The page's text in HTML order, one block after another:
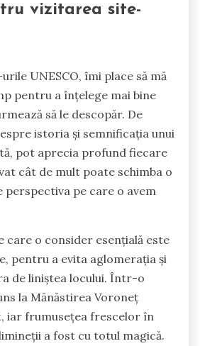
vizitarea site-
UNESCO, îmi place să mă
pentru a înțelege mai bine
să le descopăr. De
istoria și semnificația unui
pot aprecia profund fiecare
cât de mult poate schimba o
perspectiva pe care o avem
care o consider esențială este
pentru a evita aglomerația și
de liniștea locului. Într-o
la Mănăstirea Voroneț
iar frumusețea frescelor în
a fost cu totul magică.